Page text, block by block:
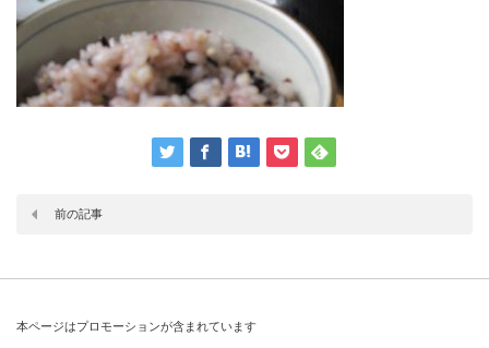
前の記事
本ページはプロモーションが含まれています